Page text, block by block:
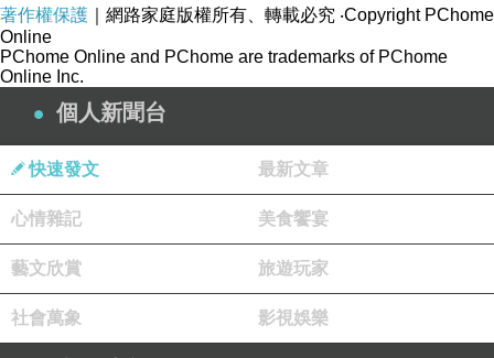
著作權保護 ｜網路家庭版權所有、轉載必究 ‧Copyright PChome
Online
PChome Online and PChome are trademarks of PChome
Online Inc.
個人新聞台
快速發文 最新文章
心情雜記 美食饗宴
藝文欣賞 旅遊玩家
社會萬象 影視娛樂